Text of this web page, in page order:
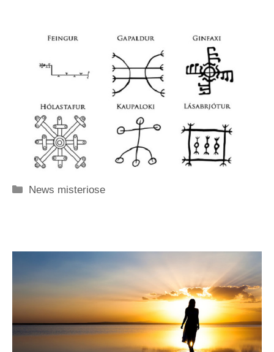
Categorie
News misteriose